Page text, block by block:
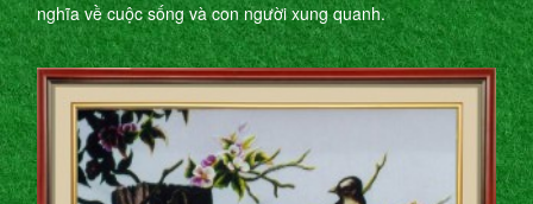
nghĩa về cuộc sống và con người xung quanh.